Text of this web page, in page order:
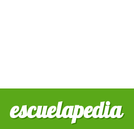
escuelapedia